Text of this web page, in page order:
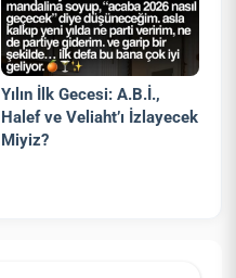
Yılın İlk Gecesi: A.B.İ.,
Halef ve Veliaht’ı İzlayecek
Miyiz?